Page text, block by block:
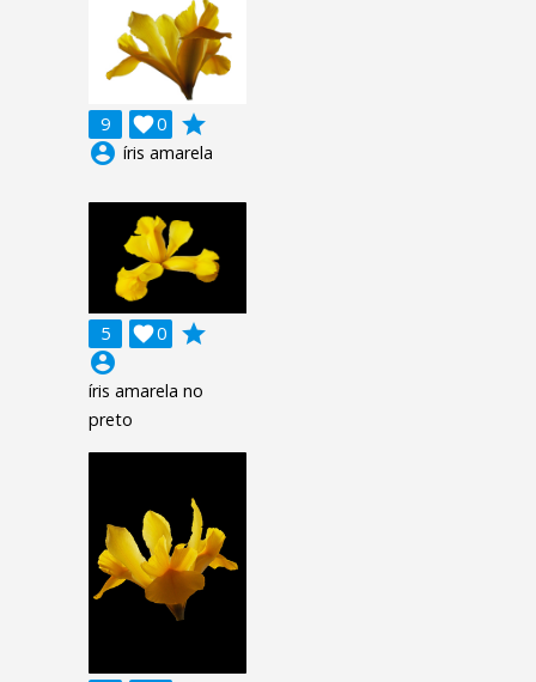
9 0

grade
account_circle íris amarela
5 0

grade
account_circle
íris amarela no
preto